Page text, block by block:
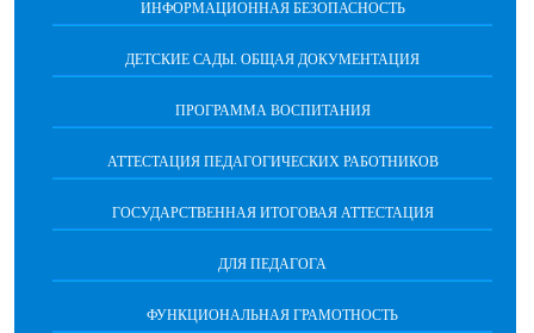
ИНФОРМАЦИОННАЯ БЕЗОПАСНОСТЬ
ДЕТСКИЕ САДЫ. ОБЩАЯ ДОКУМЕНТАЦИЯ
ПРОГРАММА ВОСПИТАНИЯ
АТТЕСТАЦИЯ ПЕДАГОГИЧЕСКИХ РАБОТНИКОВ
ГОСУДАРСТВЕННАЯ ИТОГОВАЯ АТТЕСТАЦИЯ
ДЛЯ ПЕДАГОГА
ФУНКЦИОНАЛЬНАЯ ГРАМОТНОСТЬ